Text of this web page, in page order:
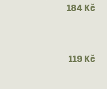
184 Kč
119 Kč